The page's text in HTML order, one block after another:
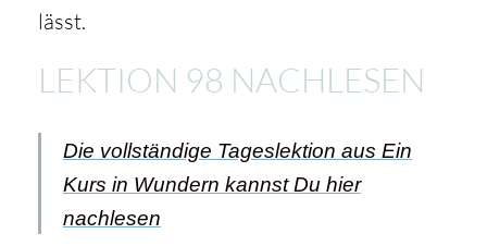
lässt.
LEKTION 98 NACHLESEN
Die vollständige Tageslektion aus Ein
Kurs in Wundern kannst Du hier
nachlesen